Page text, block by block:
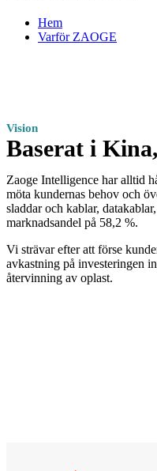
Hem
Varför ZAOGE
Vision
Baserat i
Zaoge Intelligence har alltid
möta kundernas behov och
sladdar och kablar,
marknadsandel på 58,2 %.
Vi strävar efter att förse
avkastning på investeringen
återvinning av oplast.